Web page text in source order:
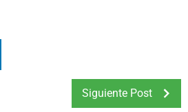
Siguiente Post